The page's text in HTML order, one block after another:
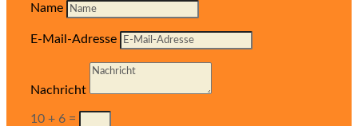
Name
E-Mail-Adresse
Nachricht
10 + 6 =